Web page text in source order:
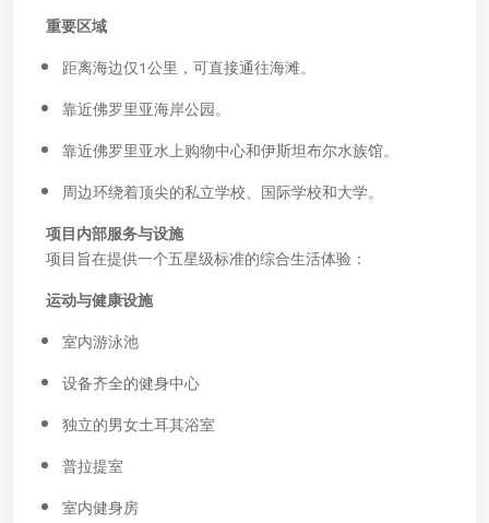
重要区域
距离海边仅1公里，可直接通往海滩。
靠近佛罗里亚海岸公园。
靠近佛罗里亚水上购物中心和伊斯坦布尔水族馆。
周边环绕着顶尖的私立学校、国际学校和大学。
项目内部服务与设施
项目旨在提供一个五星级标准的综合生活体验：
运动与健康设施
室内游泳池
设备齐全的健身中心
独立的男女土耳其浴室
普拉提室
室内健身房